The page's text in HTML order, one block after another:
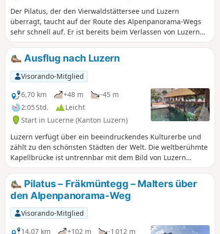
Der Pilatus, der den Vierwaldstättersee und Luzern
überragt, taucht auf der Route des Alpenpanorama-Wegs
sehr schnell auf. Er ist bereits beim Verlassen von Luzern
deutlich in der Höhe zu sehen. Dieser Gipfel ist einen
Abstecher wert, um dort eine Pause einzulegen. Sie werden
eine unvergessliche Erinnerung an das Panorama über die
Alpen und den Jura am Abend behalten, die absolute Ruhe
geniessen und einen herrlichen Sonnenuntergang über der
Berner Alpenkette erleben.
Ausflug nach Luzern
Visorando-Mitglied
6,70 km
+48 m
-45 m
2:05 Std.
Leicht
Start in Lucerne (Kanton Luzern)
Luzern verfügt über ein beeindruckendes Kulturerbe und
zählt zu den schönsten Städten der Welt. Die weltberühmte
Kapellbrücke ist untrennbar mit dem Bild von Luzern
verbunden. Auf der vorgeschlagenen Route entdecken Sie
die beiden überdachten Holzbrücken Kapellbrücke und
Spreuerbrücke, die Stadtmauer mit ihren Türmen, die die
Stadt überragen, die Altstadt mit ihren reich verzierten
Häusern sowie die St.-Leodegar-Kirche. Genießen Sie auch
den Spaziergang am Ufer des berühmten
Vierwaldstättersees.
Pilatus – Fräkmüntegg – Malters über
den Alpenpanorama-Weg
Visorando-Mitglied
14,07 km
+102 m
-1 012 m